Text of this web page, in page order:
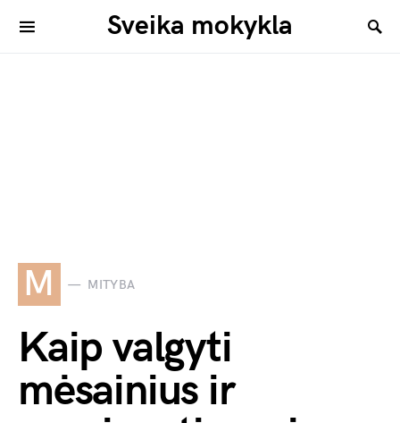
Sveika mokykla
M MITYBA
Kaip valgyti
mėsainius ir